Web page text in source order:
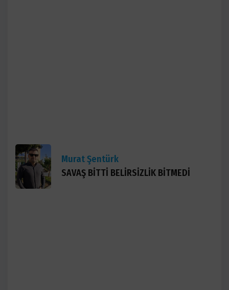
Murat Şentürk
SAVAŞ BİTTİ BELİRSİZLİK BİTMEDİ